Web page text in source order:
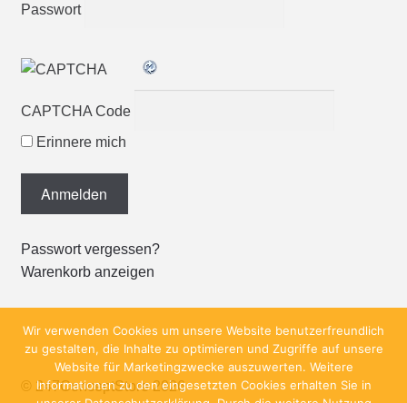
Passwort
CAPTCHA Code
Erinnere mich
Passwort vergessen?
Warenkorb anzeigen
© 247ConceptStore 2026
Wir verwenden Cookies um unsere Website benutzerfreundlich
zu gestalten, die Inhalte zu optimieren und Zugriffe auf unsere
Website für Marketingzwecke auszuwerten. Weitere
Informationen zu den eingesetzten Cookies erhalten Sie in